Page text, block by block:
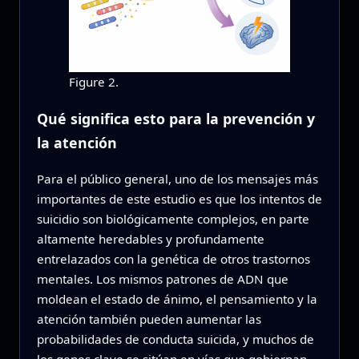
Figure 2.
Qué significa esto para la prevención y
la atención
Para el público general, uno de los mensajes más
importantes de este estudio es que los intentos de
suicidio son biológicamente complejos, en parte
altamente heredables y profundamente
entrelazados con la genética de otros trastornos
mentales. Los mismos patrones de ADN que
moldean el estado de ánimo, el pensamiento y la
atención también pueden aumentar las
probabilidades de conducta suicida, y muchos de